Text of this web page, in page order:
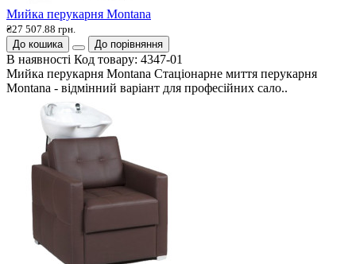
Мийка перукарня Montana
₴27 507.88 грн.
До кошика
До порівняння
В наявності Код товару: 4347-01
Мийка перукарня Montana Стаціонарне миття перукарня
Montana - відмінний варіант для професійних сало..